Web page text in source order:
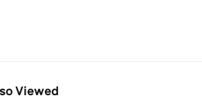
Viewed